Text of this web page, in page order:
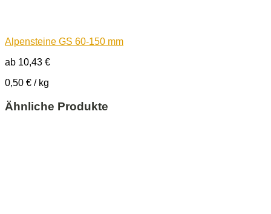
Alpensteine GS 60-150 mm
ab 10,43 €
0,50 € / kg
Ähnliche Produkte